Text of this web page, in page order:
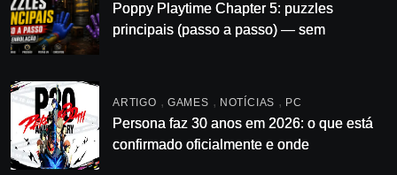
Poppy Playtime Chapter 5: puzzles
principais (passo a passo) — sem
ARTIGO , GAMES , NOTÍCIAS , PC
Persona faz 30 anos em 2026: o que está
confirmado oficialmente e onde